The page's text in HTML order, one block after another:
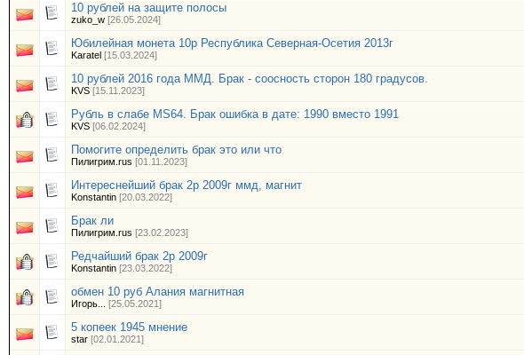
10 рублей на защите полосы
zuko_w [26.05.2024]
Юбилейная монета 10р Республика Северная-Осетия 2013г
Karatel [15.03.2024]
10 рублей 2016 года ММД. Брак - соосность сторон 180 градусов.
KVS [15.11.2023]
Рубль в слабе MS64. Брак ошибка в дате: 1990 вместо 1991
KVS [06.02.2024]
Помогите определить брак это или что
Пилигрим.rus [01.11.2023]
Интереснейший брак 2р 2009г ммд, магнит
Konstantin [20.03.2022]
Брак ли
Пилигрим.rus [23.02.2023]
Редчайший брак 2р 2009г
Konstantin [23.03.2022]
обмен 10 руб Алания магнитная
Игорь... [25.05.2021]
5 копеек 1945 мнение
star [02.01.2021]